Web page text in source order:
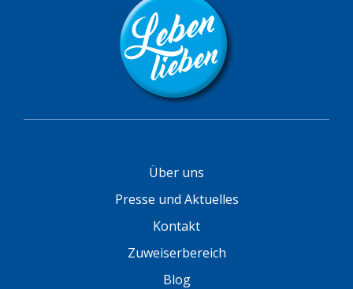
Über uns
Presse und Aktuelles
Kontakt
Zuweiserbereich
Blog